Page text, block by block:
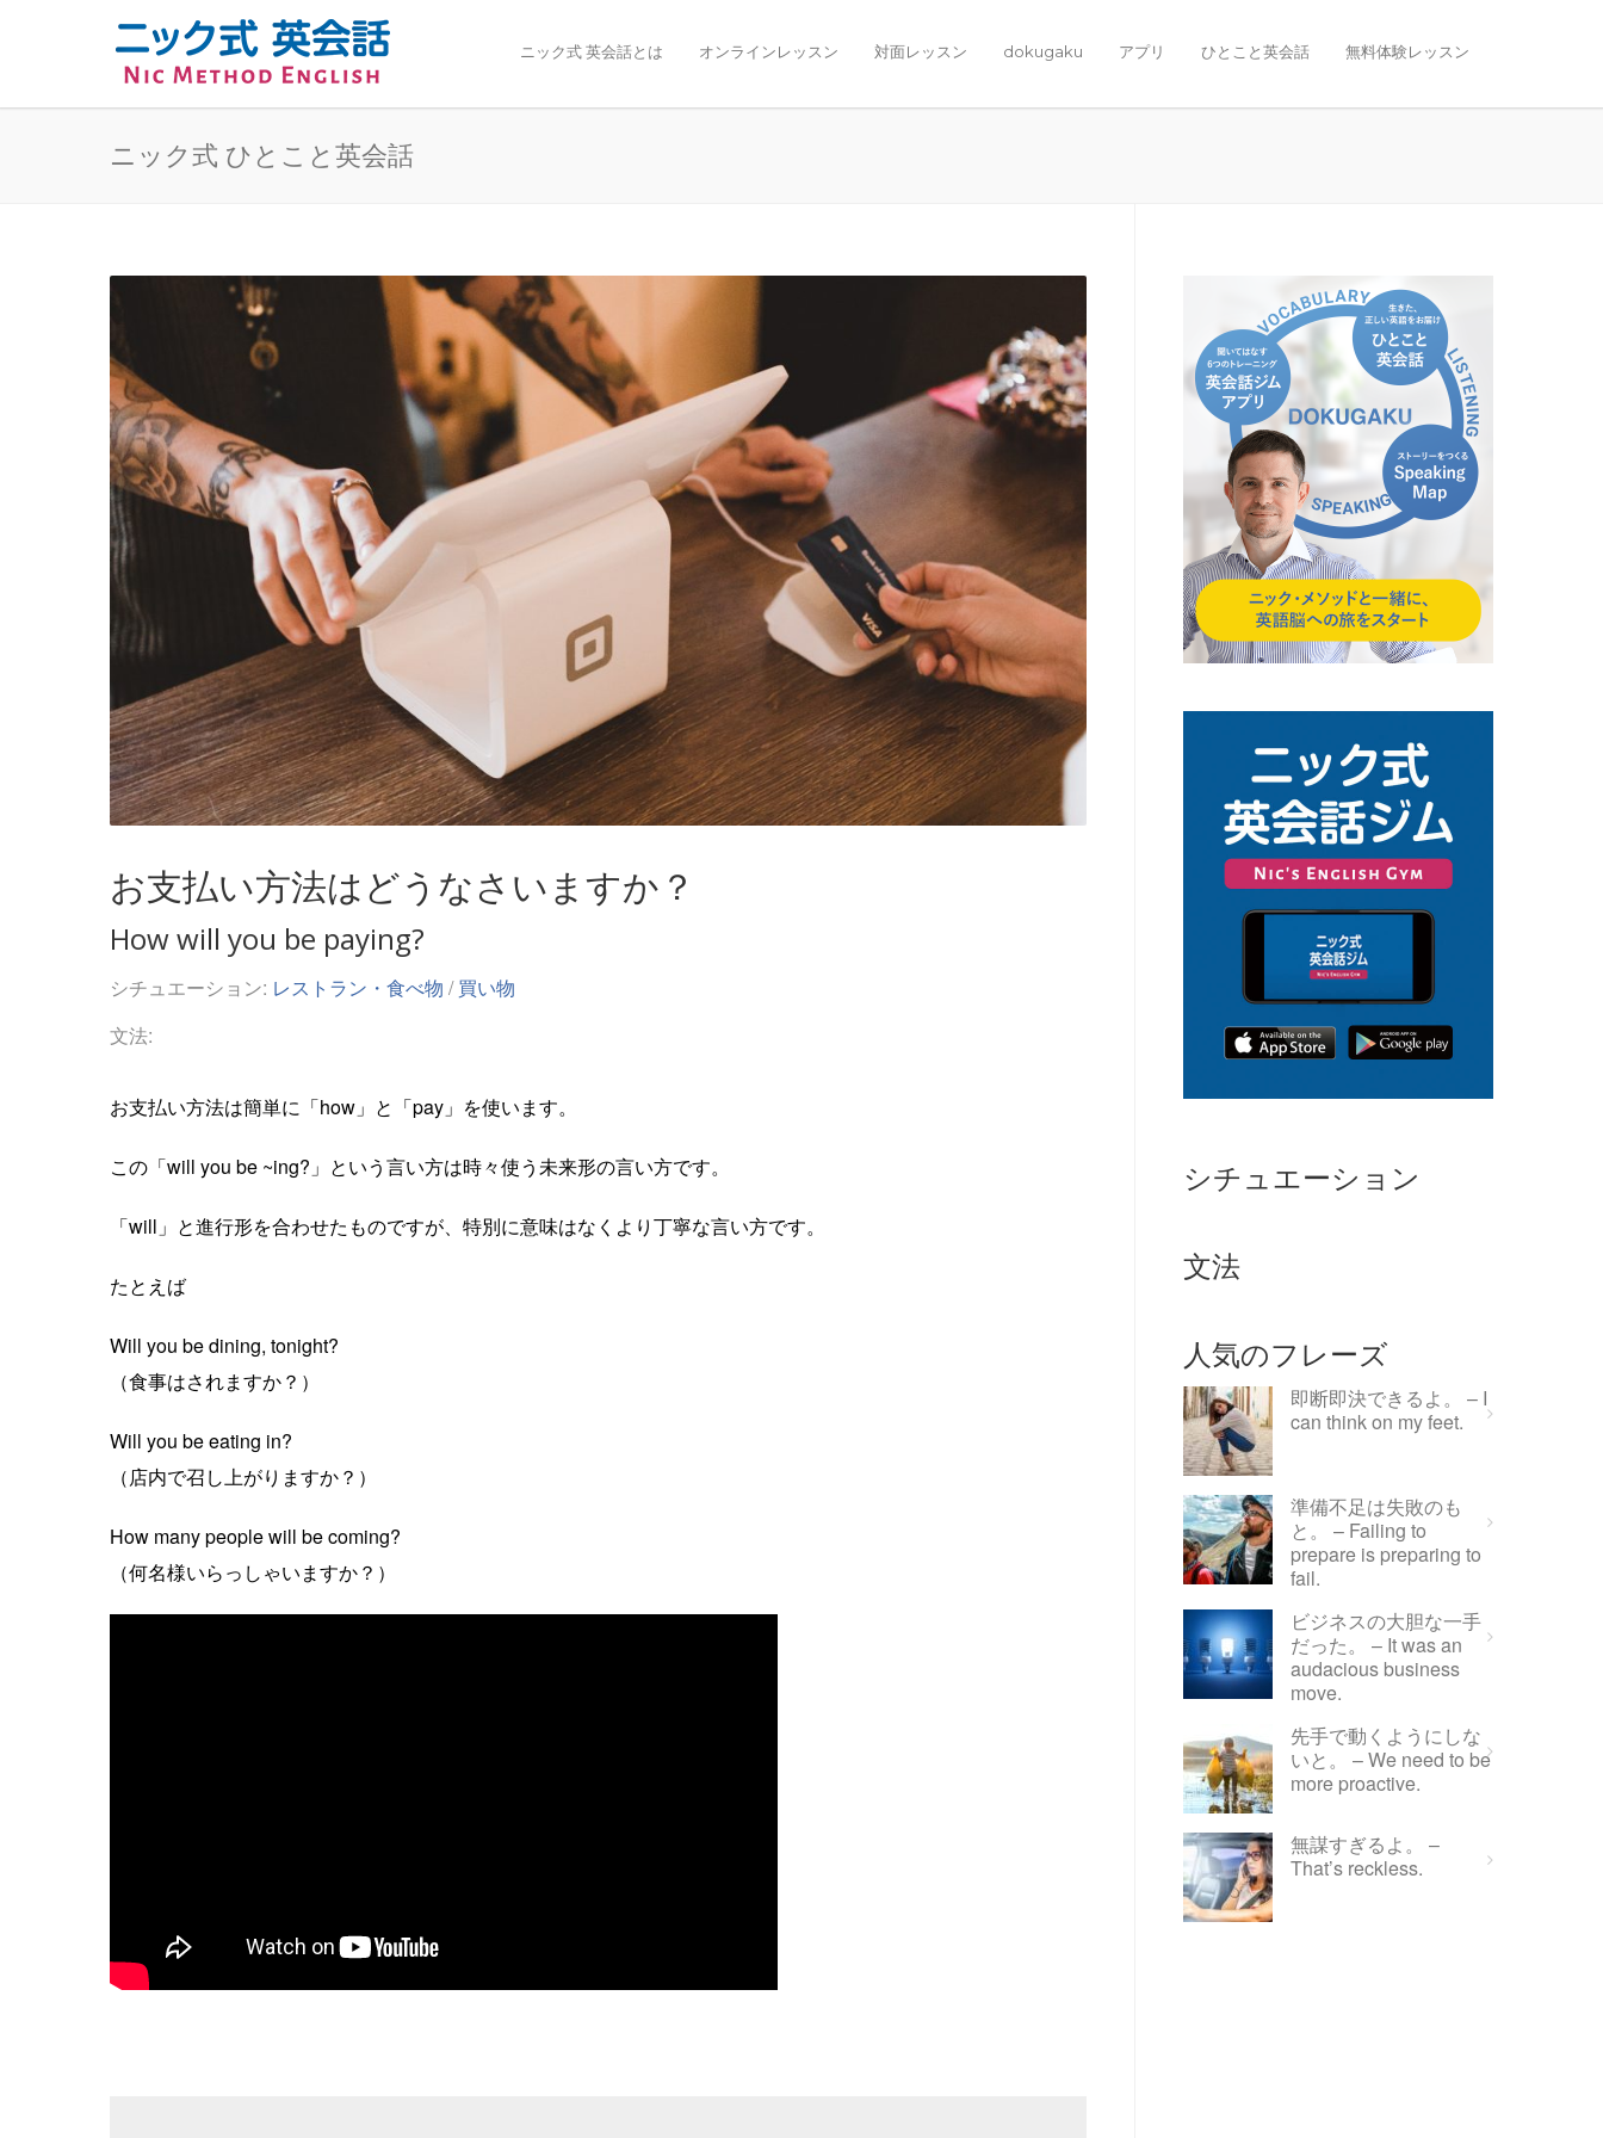
ニック式 英会話とは オンラインレッスン 対面レッスン dokugaku アプリ ひとこと英会話 無料体験レッスン
ニック式 ひとこと英会話
お支払い方法はどうなさいますか？
How will you be paying?
シチュエーション: レストラン・食べ物 /買い物
文法:
お支払い方法は簡単に「how」と「pay」を使います。
この「will you be ~ing?」という言い方は時々使う未来形の言い方です。
「will」と進行形を合わせたものですが、特別に意味はなくより丁寧な言い方です。
たとえば
Will you be dining, tonight?
（食事はされますか？）
Will you be eating in?
（店内で召し上がりますか？）
How many people will be coming?
（何名様いらっしゃいますか？）
シチュエーション
文法
人気のフレーズ
即断即決できるよ。 – I
can think on my feet.
準備不足は失敗のも
と。 – Failing to
prepare is preparing to
fail.
ビジネスの大胆な一手
だった。 – It was an
audacious business
move.
先手で動くようにしな
いと。 – We need to be
more proactive.
無謀すぎるよ。 –
That’s reckless.